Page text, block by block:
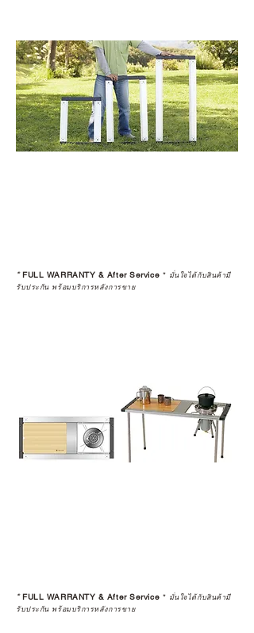
*FULL WARRANTY & After Service * มั่นใจได้กับสินค้ามี
รับประกัน พร้อมบริการหลังการขาย
*FULL WARRANTY & After Service * มั่นใจได้กับสินค้ามี
รับประกัน พร้อมบริการหลังการขาย